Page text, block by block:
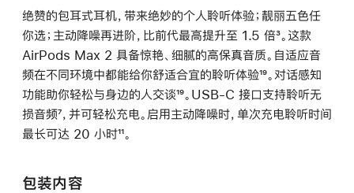
绝赞的包耳式耳机，带来绝妙的个人聆听体验；靓丽五色任
你选；主动降噪再进阶，比前代最高提升至 1.5 倍脚
注
³。这款
AirPods Max 2 具备惊艳、细腻的高保真音质。自适应音
频在不同环境中都能给你舒适合宜的聆听体验脚
注
¹⁹。对话感知
功能助你轻松与身边的人交谈脚
注
¹⁹。USB-C 接口支持聆听无
损音频脚
注
⁷，并可轻松充电。启用主动降噪时，单次充电聆听时间
最长可达 20 小时脚
¹¹。
包装内容